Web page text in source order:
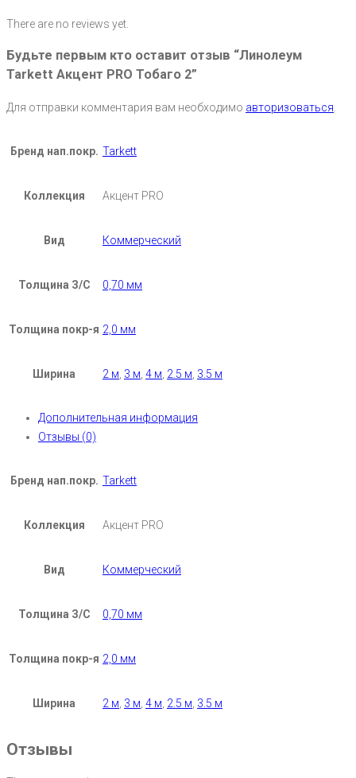
There are no reviews yet.
Будьте первым кто оставит отзыв “Линолеум
Tarkett Акцент PRO Тобаго 2”
Для отправки комментария вам необходимо авторизоваться
Бренд нап.покр. Tarkett
Коллекция Акцент PRO
Вид Коммерческий
Толщина З/С 0,70 мм
Толщина покр-я 2,0 мм
Ширина 2 м 3 м 4 м 2.5 м 3.5 м
Дополнительная информация
Отзывы (0)
Бренд нап.покр. Tarkett
Коллекция Акцент PRO
Вид Коммерческий
Толщина З/С 0,70 мм
Толщина покр-я 2,0 мм
Ширина 2 м 3 м 4 м 2.5 м 3.5 м
Отзывы